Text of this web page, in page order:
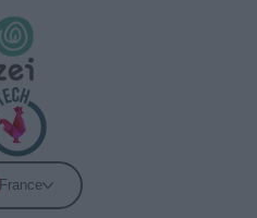
France